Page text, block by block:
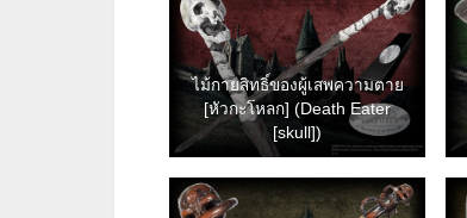
ไม้กายสิทธิ์ของผู้เสพความตาย
[หัวกะโหลก] (Death Eater
[skull])